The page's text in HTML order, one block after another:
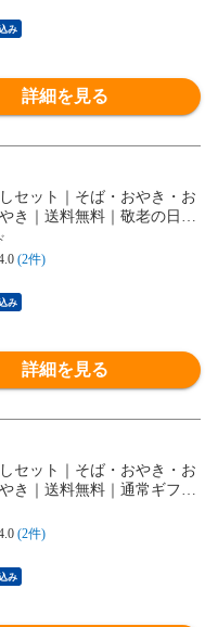
み
詳細を見る
セット｜そば・おやき・お
き｜送料無料｜敬老の日カ
(2件)
み
詳細を見る
セット｜そば・おやき・お
き｜送料無料｜通常ギフト
(2件)
み